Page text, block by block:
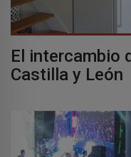
El intercambio
Castilla y León